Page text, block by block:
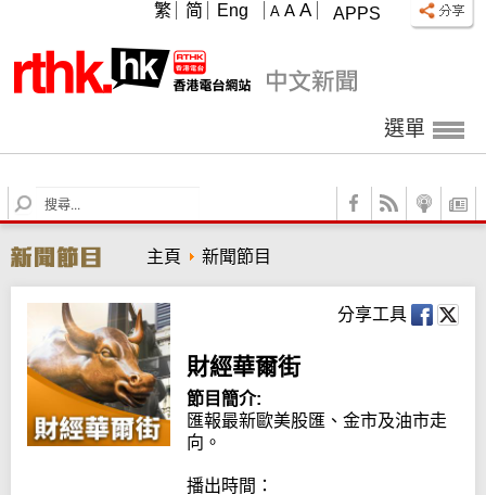
APPS
A A A
繁 简 Eng
選單
S
e
r
c
h
主頁 新聞節目
分享工具
財經華爾街
節目簡介:
匯報最新歐美股匯、金市及油市走
向。
播出時間：